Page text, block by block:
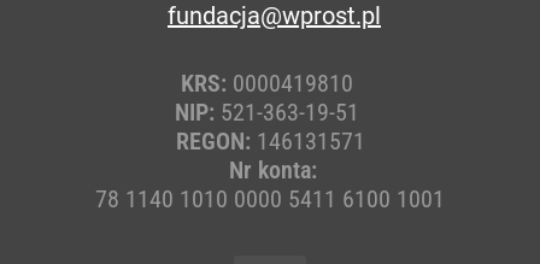
fundacja@wprost.pl
KRS: 0000419810
NIP: 521-363-19-51
REGON: 146131571
Nr konta:
78 1140 1010 0000 5411 6100 1001